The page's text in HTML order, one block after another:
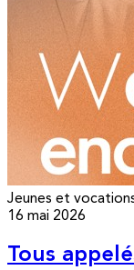
Jeunes et
16 mai 2026
Tous